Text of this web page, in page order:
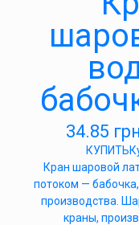
34.85 грн
КУПИТЬ
Кран шаровой
потоком —
производства.
краны,